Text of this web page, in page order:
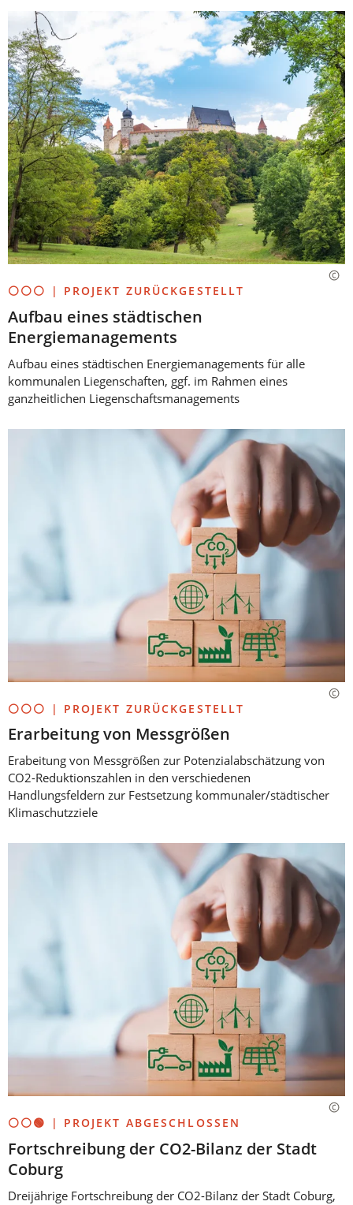
⚪⚪⚪ | PROJEKT ZURÜCKGESTELLT
Aufbau eines städtischen
Energiemanagements
Aufbau eines städtischen Energiemanagements für alle
kommunalen Liegenschaften, ggf. im Rahmen eines
ganzheitlichen Liegenschaftsmanagements
⚪⚪⚪ | PROJEKT ZURÜCKGESTELLT
Erarbeitung von Messgrößen
Erabeitung von Messgrößen zur Potenzialabschätzung von
CO2-Reduktionszahlen in den verschiedenen
Handlungsfeldern zur Festsetzung kommunaler/städtischer
Klimaschutzziele
⚪⚪🟢 | PROJEKT ABGESCHLOSSEN
Fortschreibung der CO2-Bilanz der Stadt
Coburg
Dreijährige Fortschreibung der CO2-Bilanz der Stadt Coburg,